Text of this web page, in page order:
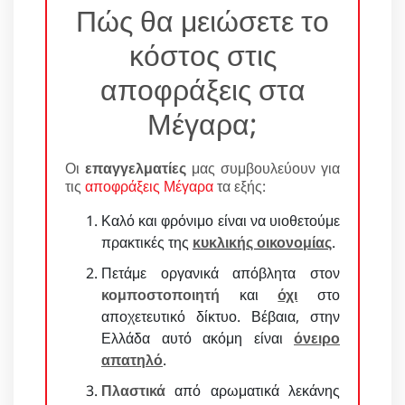
Πώς θα μειώσετε το
κόστος στις
αποφράξεις στα
Μέγαρα;
Οι επαγγελματίες μας συμβουλεύουν για
τις αποφράξεις Μέγαρατα εξής:
Καλό και φρόνιμο είναι να υιοθετούμε
πρακτικές της κυκλικής οικονομίας.
Πετάμε οργανικά απόβλητα στον
κομποστοποιητή καιόχι στο
αποχετευτικό δίκτυο. Βέβαια, στην
Ελλάδα αυτό ακόμη είναι όνειρο
απατηλό.
Πλαστικά από αρωματικά λεκάνης